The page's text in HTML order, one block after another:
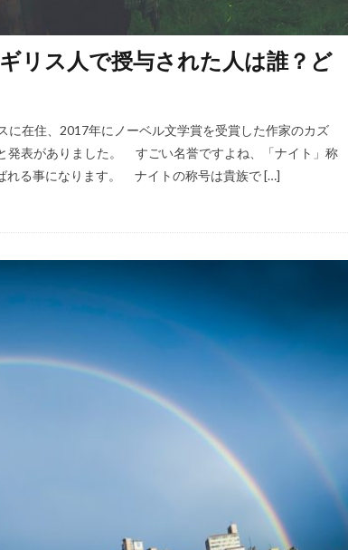
リス人で授与された人は誰？ど
在住、2017年にノーベル文学賞を受賞した作家のカズ
発表がありました。 すごい名誉ですよね、「ナイト」称
れる事になります。 ナイトの称号は貴族で […]